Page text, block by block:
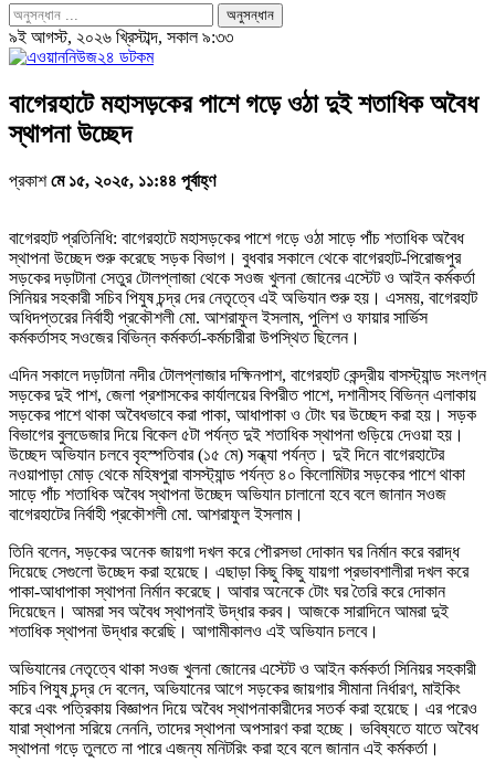
৯ই আগস্ট, ২০২৬ খ্রিস্টাব্দ, সকাল ৯:৩৩
বাগেরহাটে মহাসড়কের পাশে গড়ে ওঠা দুই শতাধিক অবৈধ
স্থাপনা উচ্ছেদ
প্রকাশমে ১৫, ২০২৫, ১১:৪৪ পূর্বাহ্ণ
বাগেরহাট প্রতিনিধি: বাগেরহাটে মহাসড়কের পাশে গড়ে ওঠা সাড়ে পাঁচ শতাধিক অবৈধ
স্থাপনা উচ্ছেদ শুরু করেছে সড়ক বিভাগ। বুধবার সকালে থেকে বাগেরহাট-পিরোজপুর
সড়কের দড়াটানা সেতুর টোলপ্লাজা থেকে সওজ খুলনা জোনের এস্টেট ও আইন কর্মকর্তা
সিনিয়র সহকারী সচিব পিযুষ চন্দ্র দের নেতৃত্বে এই অভিযান শুরু হয়। এসময়, বাগেরহাট
অধিদপ্তরের নির্বাহী প্রকৌশলী মো. আশরাফুল ইসলাম, পুলিশ ও ফায়ার সার্ভিস
কর্মকর্তাসহ সওজের বিভিন্ন কর্মকর্তা-কর্মচারীরা উপস্থিত ছিলেন।
এদিন সকালে দড়াটানা নদীর টোলপ্লাজার দক্ষিনপাশ, বাগেরহাট কেন্দ্রীয় বাসস্ট্যান্ড সংলগ্ন
সড়কের দুই পাশ, জেলা প্রশাসকের কার্যালয়ের বিপরীত পাশে, দশানীসহ বিভিন্ন এলাকায়
সড়কের পাশে থাকা অবৈধভাবে করা পাকা, আধাপাকা ও টোং ঘর উচ্ছেদ করা হয়। সড়ক
বিভাগের বুলডেজার দিয়ে বিকেল ৫টা পর্যন্ত দুই শতাধিক স্থাপনা গুড়িয়ে দেওয়া হয়।
উচ্ছেদ অভিযান চলবে বৃহস্পতিবার (১৫ মে) সন্ধ্যা পর্যন্ত। দুই দিনে বাগেরহাটের
নওয়াপাড়া মোড় থেকে মহিষপুরা বাসস্ট্যান্ড পর্যন্ত ৪০ কিলোমিটার সড়কের পাশে থাকা
সাড়ে পাঁচ শতাধিক অবৈধ স্থাপনা উচ্ছেদ অভিযান চালানো হবে বলে জানান সওজ
বাগেরহাটের নির্বাহী প্রকৌশলী মো. আশরাফুল ইসলাম।
তিনি বলেন, সড়কের অনেক জায়গা দখল করে পৌরসভা দোকান ঘর নির্মান করে বরাদ্ধ
দিয়েছে সেগুলো উচ্ছেদ করা হয়েছে। এছাড়া কিছু কিছু যায়গা প্রভাবশালীরা দখল করে
পাকা-আধাপাকা স্থাপনা নির্মান করেছে। আবার অনেকে টোং ঘর তৈরি করে দোকান
দিয়েছেন। আমরা সব অবৈধ স্থাপনাই উদ্ধার করব। আজকে সারাদিনে আমরা দুই
শতাধিক স্থাপনা উদ্ধার করেছি। আগামীকালও এই অভিযান চলবে।
অভিযানের নেতৃত্বে থাকা সওজ খুলনা জোনের এস্টেট ও আইন কর্মকর্তা সিনিয়র সহকারী
সচিব পিযুষ চন্দ্র দে বলেন, অভিযানের আগে সড়কের জায়গার সীমানা নির্ধারণ, মাইকিং
করে এবং পত্রিকায় বিজ্ঞাপন দিয়ে অবৈধ স্থাপনাকারীদের সতর্ক করা হয়েছে। এর পরেও
যারা স্থাপনা সরিয়ে নেননি, তাদের স্থাপনা অপসারণ করা হচ্ছে। ভবিষ্যতে যাতে অবৈধ
স্থাপনা গড়ে তুলতে না পারে এজন্য মনিটরিং করা হবে বলে জানান এই কর্মকর্তা।